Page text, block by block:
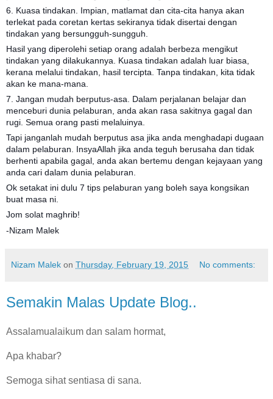
6. Kuasa tindakan. Impian, matlamat dan cita-cita hanya akan
terlekat pada coretan kertas sekiranya tidak disertai dengan
tindakan yang bersungguh-sungguh.
Hasil yang diperolehi setiap orang adalah berbeza mengikut
tindakan yang dilakukannya. Kuasa tindakan adalah luar biasa,
kerana melalui tindakan, hasil tercipta. Tanpa tindakan, kita tidak
akan ke mana-mana.
7. Jangan mudah berputus-asa. Dalam perjalanan belajar dan
menceburi dunia pelaburan, anda akan rasa sakitnya gagal dan
rugi. Semua orang pasti melaluinya.
Tapi janganlah mudah berputus asa jika anda menghadapi dugaan
dalam pelaburan. InsyaAllah jika anda teguh berusaha dan tidak
berhenti apabila gagal, anda akan bertemu dengan kejayaan yang
anda cari dalam dunia pelaburan.
Ok setakat ini dulu 7 tips pelaburan yang boleh saya kongsikan
buat masa ni.
Jom solat maghrib!
-Nizam Malek
Nizam Malek on Thursday, February 19, 2015 No comments:
Semakin Malas Update Blog..
Assalamualaikum dan salam hormat,
Apa khabar?
Semoga sihat sentiasa di sana.